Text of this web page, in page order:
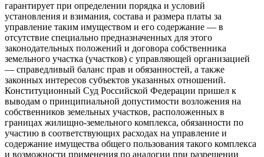
гарантирует при определении порядка и условий
установления и взимания, состава и размера платы за
управление таким имуществом и его содержание — в
отсутствие специально предназначенных для этого
законодательных положений и договора собственника
земельного участка (участков) с управляющей организацией
— справедливый баланс прав и обязанностей, а также
законных интересов субъектов указанных отношений.
Конституционный Суд Российской Федерации пришел к
выводам о принципиальной допустимости возложения на
собственников земельных участков, расположенных в
границах жилищно-земельного комплекса, обязанности по
участию в соответствующих расходах на управление и
содержание имущества общего пользования такого комплекса
и возможности применения по аналогии при разрешении